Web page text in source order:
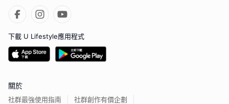
下載 U Lifestyle應用程式
關於
社群最強使用指南
社群創作有價企劃